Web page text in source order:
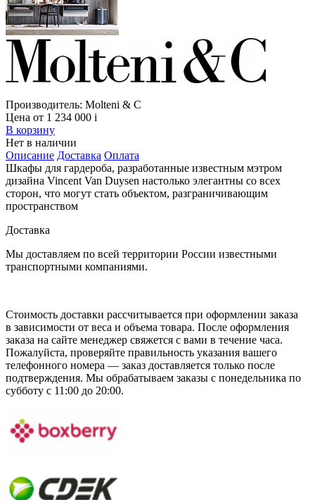
Производитель: Molteni & C
Цена от 1 234 000 i
В корзину
Нет в наличии
Описание Доставка Оплата
Шкафы для гардероба, разработанные известным мэтром
дизайна Vincent Van Duysen настолько элегантны со всех
сторон, что могут стать объектом, разграничивающим
пространством
Доставка
Мы доставляем по всей территории России известными
транспортными компаниями.
Стоимость доставки рассчитывается при оформлении заказа
в зависимости от веса и объема товара. После оформления
заказа на сайте менеджер свяжется с вами в течение часа.
Пожалуйста, проверяйте правильность указания вашего
телефонного номера — заказ доставляется только после
подтверждения. Мы обрабатываем заказы с понедельника по
субботу с 11:00 до 20:00.